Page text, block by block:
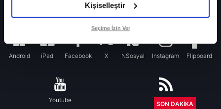
Kişiselleştir
Seçime İzin Ver
Galatasaray’da rota yeniden Thiago Almada!
Android iPad Facebook X NSosyal Instagram Flipboard
Youtube RSS
SON DAKİKA